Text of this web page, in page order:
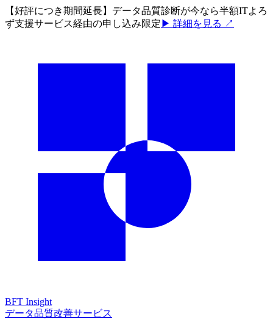
【好評につき期間延長】データ品質診断が今なら半額ITよろ
ず支援サービス経由の申し込み限定 ▶ 詳細を見る ↗
BFT Insight
データ品質改善サービス